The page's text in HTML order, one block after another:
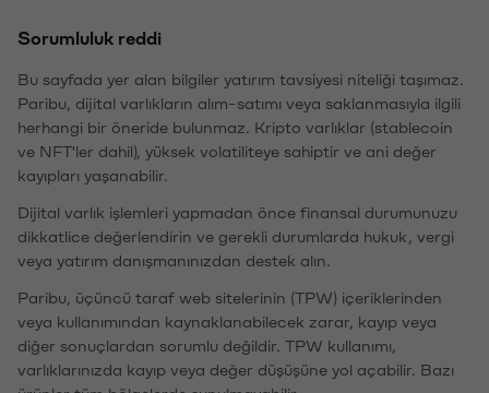
Sorumluluk reddi
Bu sayfada yer alan bilgiler yatırım tavsiyesi niteliği taşımaz.
Paribu, dijital varlıkların alım-satımı veya saklanmasıyla ilgili
herhangi bir öneride bulunmaz. Kripto varlıklar (stablecoin
ve NFT'ler dahil), yüksek volatiliteye sahiptir ve ani değer
kayıpları yaşanabilir.
Dijital varlık işlemleri yapmadan önce finansal durumunuzu
dikkatlice değerlendirin ve gerekli durumlarda hukuk, vergi
veya yatırım danışmanınızdan destek alın.
Paribu, üçüncü taraf web sitelerinin (TPW) içeriklerinden
veya kullanımından kaynaklanabilecek zarar, kayıp veya
diğer sonuçlardan sorumlu değildir. TPW kullanımı,
varlıklarınızda kayıp veya değer düşüşüne yol açabilir. Bazı